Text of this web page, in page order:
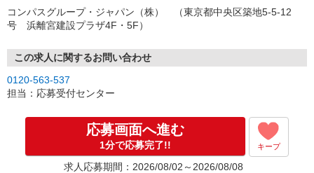
メッセージに従ってご質問にご回答頂き、ご都合の良い面接日
程をご選択ください♪
連絡させて頂きます。
↓
［3］面接実施。履歴書（写真貼付）をお持ちください。
面接では仕事内容や職場についてなど、気になることやご希望は
［4］ 採用決定のご連絡。勤務開始日もお気軽にご相談ください。
【電話受付】
コンパスグループ・ジャパン（株） （東京都中央区築地5-5-12
号 浜離宮建設プラザ4F・5F）
この求人に関するお問い合わせ
0120-563-537
担当：応募受付センター
応募画面へ進む
1分で応募完了!! キープ
求人応募期間：2026/08/02～2026/08/08